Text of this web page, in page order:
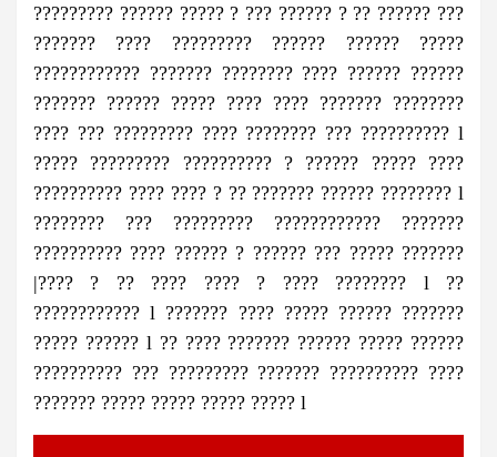
????????? ?????? ????? ? ??? ?????? ? ?? ?????? ???
??????? ???? ????????? ?????? ?????? ?????
???????????? ??????? ???????? ???? ?????? ??????
??????? ?????? ????? ???? ???? ??????? ????????
???? ??? ????????? ???? ???????? ??? ?????????? l
????? ????????? ?????????? ? ?????? ????? ????
?????????? ???? ???? ? ?? ??????? ?????? ???????? l
???????? ??? ????????? ???????????? ???????
?????????? ???? ?????? ? ?????? ??? ????? ???????
|???? ? ?? ???? ???? ? ???? ???????? l ??
???????????? l ??????? ???? ????? ?????? ???????
????? ?????? l ?? ???? ??????? ?????? ????? ??????
?????????? ??? ????????? ??????? ?????????? ????
??????? ????? ????? ????? ????? l